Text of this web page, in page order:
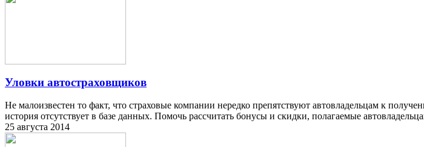
Уловки автостраховщиков
Не малоизвестен то факт, что страховые компании нередко препятствуют автовладельцам к
история отсутствует в базе данных. Помочь рассчитать бонусы и скидки, полагаемые
25 августа 2014